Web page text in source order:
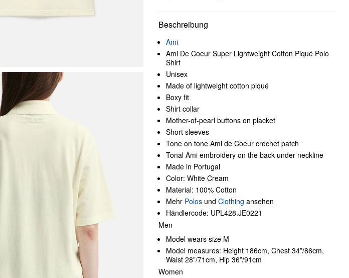
Beschreibung
Ami
Ami De Coeur Super Lightweight Cotton Piqué Polo
Shirt
Unisex
Made of lightweight cotton piqué
Boxy fit
Shirt collar
Mother-of-pearl buttons on placket
Short sleeves
Tone on tone Ami de Coeur crochet patch
Tonal Ami embroidery on the back under neckline
Made in Portugal
Color: White Cream
Material: 100% Cotton
Mehr Polos und Clothing ansehen
Händlercode: UPL428.JE0221
Men
Model wears size M
Model measures: Height 186cm, Chest 34”/86cm,
Waist 28”/71cm, Hip 36”/91cm
Women